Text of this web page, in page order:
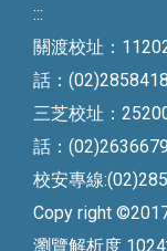
:::
關渡校址：
話：
三芝校址：
話：
校安專線
Copy right
瀏覽解析度